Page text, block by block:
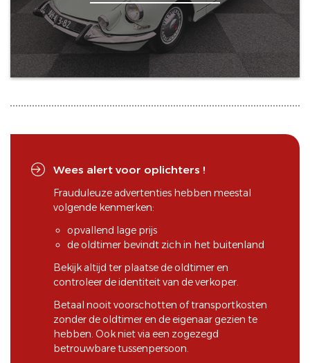
Wees alert voor oplichters !
Frauduleuze advertenties hebben meestal
volgende kenmerken:
opvallend lage prijs
de oldtimer bevindt zich in het buitenland
Bekijk altijd ter plaatse de oldtimer en
controleer de identiteit van de verkoper.
Betaal nooit voorschotten of transportkosten
zonder de oldtimer en de eigenaar gezien te
hebben. Ook niet via een zogezegd
betrouwbare tussenpersoon.